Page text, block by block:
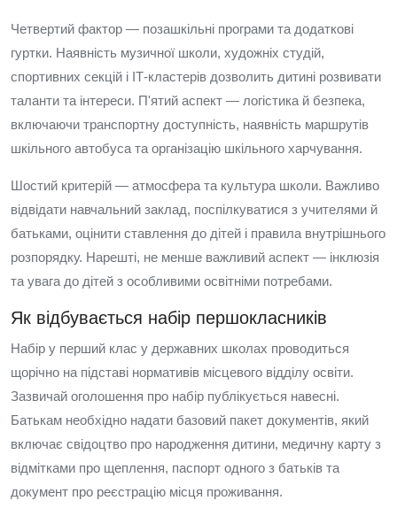
Четвертий фактор — позашкільні програми та додаткові
гуртки. Наявність музичної школи, художніх студій,
спортивних секцій і IT‑кластерів дозволить дитині розвивати
таланти та інтереси. П'ятий аспект — логістика й безпека,
включаючи транспортну доступність, наявність маршрутів
шкільного автобуса та організацію шкільного харчування.
Шостий критерій — атмосфера та культура школи. Важливо
відвідати навчальний заклад, поспілкуватися з учителями й
батьками, оцінити ставлення до дітей і правила внутрішнього
розпорядку. Нарешті, не менше важливий аспект — інклюзія
та увага до дітей з особливими освітніми потребами.
Як відбувається набір першокласників
Набір у перший клас у державних школах проводиться
щорічно на підставі нормативів місцевого відділу освіти.
Зазвичай оголошення про набір публікується навесні.
Батькам необхідно надати базовий пакет документів, який
включає свідоцтво про народження дитини, медичну карту з
відмітками про щеплення, паспорт одного з батьків та
документ про реєстрацію місця проживання.